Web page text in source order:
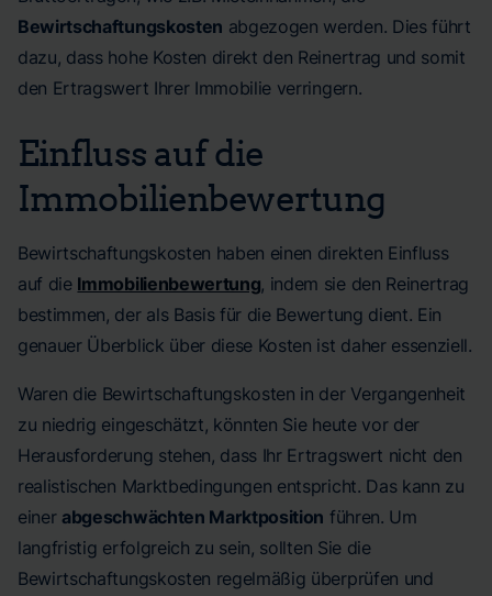
Bewirtschaftungskosten abgezogen werden. Dies führt
dazu, dass hohe Kosten direkt den Reinertrag und somit
den Ertragswert Ihrer Immobilie verringern.
Einfluss auf die
Immobilienbewertung
Bewirtschaftungskosten haben einen direkten Einfluss
auf die Immobilienbewertung, indem sie den Reinertrag
bestimmen, der als Basis für die Bewertung dient. Ein
genauer Überblick über diese Kosten ist daher essenziell.
Waren die Bewirtschaftungskosten in der Vergangenheit
zu niedrig eingeschätzt, könnten Sie heute vor der
Herausforderung stehen, dass Ihr Ertragswert nicht den
realistischen Marktbedingungen entspricht. Das kann zu
einerabgeschwächten Marktposition führen. Um
langfristig erfolgreich zu sein, sollten Sie die
Bewirtschaftungskosten regelmäßig überprüfen und